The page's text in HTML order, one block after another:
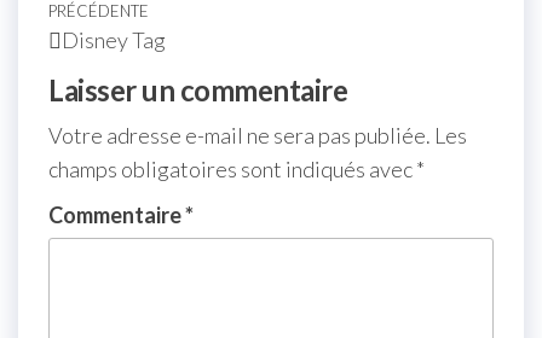
PRÉCÉDENTE
Disney Tag
Laisser un commentaire
Votre adresse e-mail ne sera pas publiée. Les
champs obligatoires sont indiqués avec*
Commentaire*